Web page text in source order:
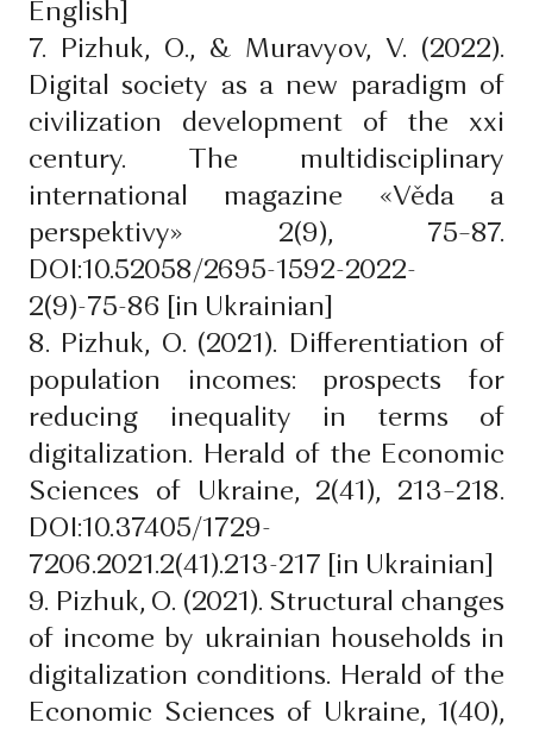
English]
7. Pizhuk, O., & Muravyov, V. (2022).
Digital society as a new paradigm of
civilization development of the xxi
century. The multidisciplinary
international magazine «Věda a
perspektivy» 2(9), 75–87.
DOI:10.52058/2695-1592-2022-
2(9)-75-86 [in Ukrainian]
8. Pizhuk, O. (2021). Differentiation of
population incomes: prospects for
reducing inequality in terms of
digitalization. Herald of the Economic
Sciences of Ukraine, 2(41), 213–218.
DOI:10.37405/1729-
7206.2021.2(41).213-217 [in Ukrainian]
9. Pizhuk, O. (2021). Structural changes
of income by ukrainian households in
digitalization conditions. Herald of the
Economic Sciences of Ukraine, 1(40),